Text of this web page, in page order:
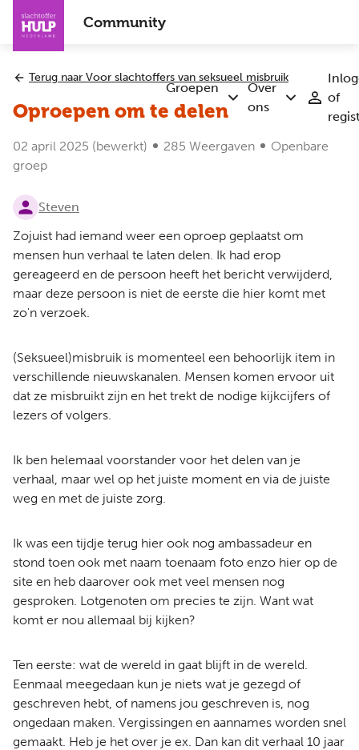
Overslaan
naar
inhoud
gaan
Community
Groepen
Submenu
Groepen
Over
ons
Submenu
of
Terug naar Voor slachtoffers van seksueel misbruik
Oproepen om te delen
02 april 2025 (bewerkt) 285 Weergaven
Openbare
groep
Steven
Zojuist had iemand weer een oproep geplaatst om
mensen hun verhaal te laten delen. Ik had erop
gereageerd en de persoon heeft het bericht verwijderd,
maar deze persoon is niet de eerste die hier komt met
zo'n verzoek.
(Seksueel)misbruik is momenteel een behoorlijk item in
verschillende nieuwskanalen. Mensen komen ervoor uit
dat ze misbruikt zijn en het trekt de nodige kijkcijfers of
lezers of volgers.
Ik ben helemaal voorstander voor het delen van je
verhaal, maar wel op het juiste moment en via de juiste
weg en met de juiste zorg.
Ik was een tijdje terug hier ook nog ambassadeur en
stond toen ook met naam toenaam foto enzo hier op de
site en heb daarover ook met veel mensen nog
gesproken. Lotgenoten om precies te zijn. Want wat
komt er nou allemaal bij kijken?
Ten eerste: wat de wereld in gaat blijft in de wereld.
Eenmaal meegedaan kun je niets wat je gezegd of
geschreven hebt, of namens jou geschreven is, nog
ongedaan maken. Vergissingen en aannames worden snel
gemaakt. Heb je het over je ex. Dan kan dit verhaal 10 jaar